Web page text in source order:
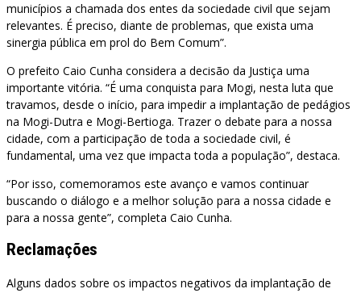
municípios a chamada dos entes da sociedade civil que sejam
relevantes. É preciso, diante de problemas, que exista uma
sinergia pública em prol do Bem Comum”.
O prefeito Caio Cunha considera a decisão da Justiça uma
importante vitória. “É uma conquista para Mogi, nesta luta que
travamos, desde o início, para impedir a implantação de pedágios
na Mogi-Dutra e Mogi-Bertioga. Trazer o debate para a nossa
cidade, com a participação de toda a sociedade civil, é
fundamental, uma vez que impacta toda a população”, destaca.
“Por isso, comemoramos este avanço e vamos continuar
buscando o diálogo e a melhor solução para a nossa cidade e
para a nossa gente”, completa Caio Cunha.
Reclamações
Alguns dados sobre os impactos negativos da implantação de